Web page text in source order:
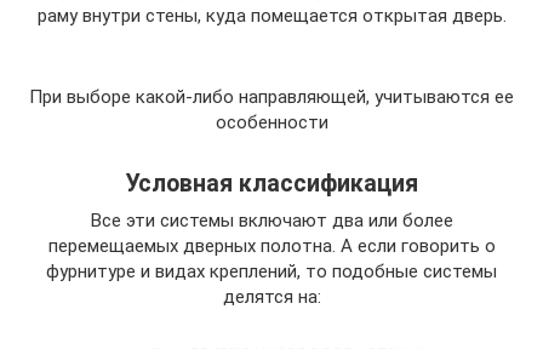
раму внутри стены, куда помещается открытая дверь.
При выборе какой-либо направляющей, учитываются ее
особенности
Условная классификация
Все эти системы включают два или более
перемещаемых дверных полотна. А если говорить о
фурнитуре и видах креплений, то подобные системы
делятся на: